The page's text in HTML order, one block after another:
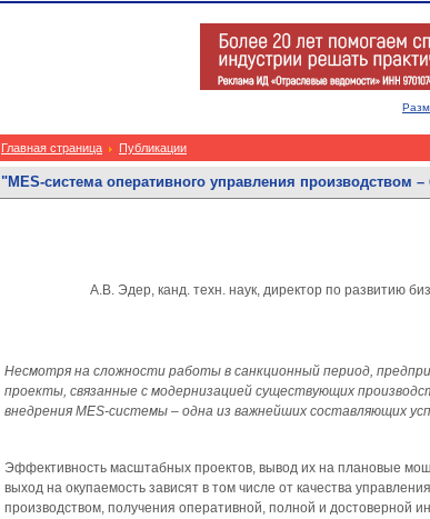
Главная страница Публикации
"MES-система оперативного управления
А.В. Эдер, канд. техн. наук, директор по развитию
Несмотря на сложности работы в санкционный период,
проекты, связанные с модернизацией существующих
внедрения MES-системы – одна из важнейших составляющих
Эффективность масштабных проектов, вывод их на плановые
выход на окупаемость зависят в том числе от качества
производством, получения оперативной, полной и достоверной